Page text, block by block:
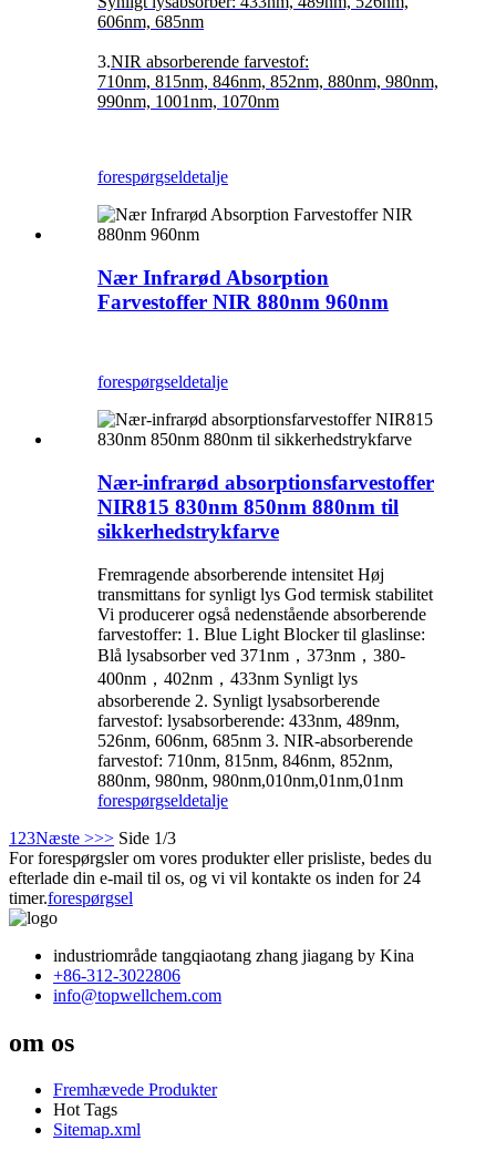
606nm, 685nm
3.NIR absorberende farvestof:
710nm, 815nm, 846nm, 852nm, 880nm, 980nm,
990nm, 1001nm, 1070nm
forespørgseldetalje
Nær Infrarød Absorption
Farvestoffer NIR 880nm 960nm
forespørgseldetalje
Nær-infrarød absorptionsfarvestoffer
NIR815 830nm 850nm 880nm til
sikkerhedstrykfarve
Fremragende absorberende intensitet Høj
transmittans for synligt lys God termisk stabilitet
Vi producerer også nedenstående absorberende
farvestoffer: 1. Blue Light Blocker til glaslinse:
Blå lysabsorber ved 371nm，373nm，380-
400nm，402nm，433nm Synligt lys
absorberende 2. Synligt lysabsorberende
farvestof: lysabsorberende: 433nm, 489nm,
526nm, 606nm, 685nm 3. NIR-absorberende
farvestof: 710nm, 815nm, 846nm, 852nm,
880nm, 980nm, 980nm,010nm,01nm,01nm
forespørgseldetalje
1 23Næste >>> Side 1/3
For forespørgsler om vores produkter eller prisliste, bedes du
efterlade din e-mail til os, og vi vil kontakte os inden for 24
timer.forespørgsel
industriområde tangqiaotang zhang jiagang by Kina
+86-312-3022806
info@topwellchem.com
om os
Fremhævede Produkter
Hot Tags
Sitemap.xml